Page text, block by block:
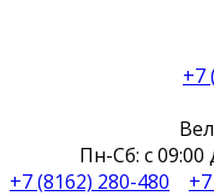
+7
Пн-Сб: с 09:00
+7 (8162) 280-480